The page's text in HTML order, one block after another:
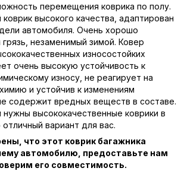
перемещения коврика по полу.
высокого качества, адаптирован
автомобиля. Очень хорошо
незаменимый зимой. Ковер
износостойких
очень высокую устойчивость к
износу, не реагирует на
и устойчив к изменениям
содержит вредных веществ в составе.
нужны высококачественные коврики в
вариант для вас.
что этот коврик багажника
автомобилю, предоставьте нам
его совместимость.